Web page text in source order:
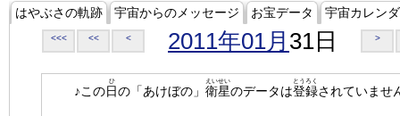
はやぶさの軌跡 宇宙からのメッセージ お宝データ 宇宙カレン
<<< << < 2011年01月 31日 >
♪この日
ひ
の「あけぼの」 衛星
えいせい
のデータは登録
とうろく
されていませ